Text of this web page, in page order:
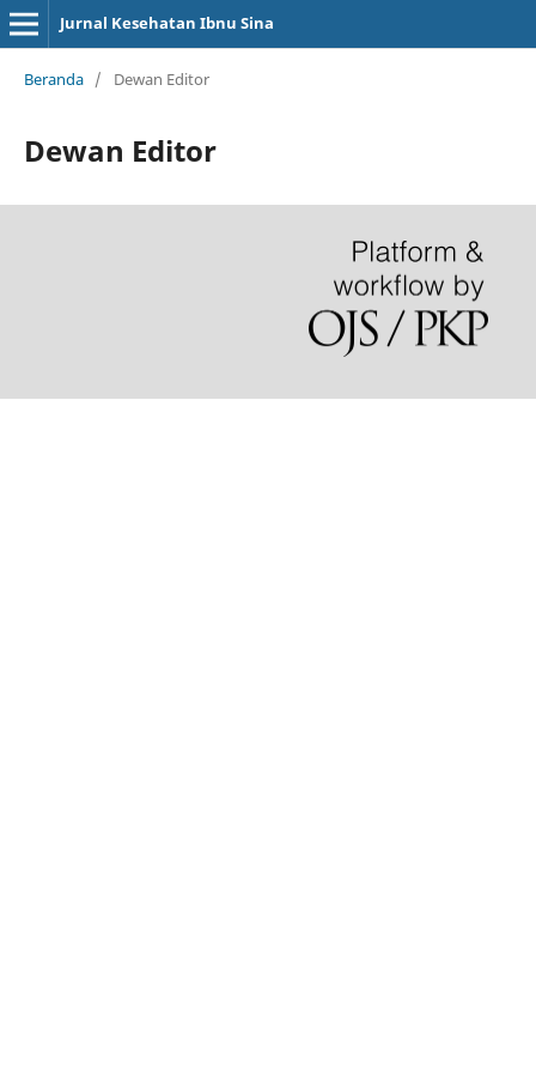
Jurnal Kesehatan Ibnu Sina
Beranda / Dewan Editor
Dewan Editor